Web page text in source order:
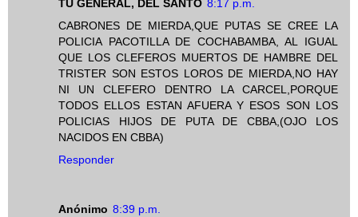
TU GENERAL, DEL SANTO 8:17 p.m.
CABRONES DE MIERDA,QUE PUTAS SE CREE LA
POLICIA PACOTILLA DE COCHABAMBA, AL IGUAL
QUE LOS CLEFEROS MUERTOS DE HAMBRE DEL
TRISTER SON ESTOS LOROS DE MIERDA,NO HAY
NI UN CLEFERO DENTRO LA CARCEL,PORQUE
TODOS ELLOS ESTAN AFUERA Y ESOS SON LOS
POLICIAS HIJOS DE PUTA DE CBBA,(OJO LOS
NACIDOS EN CBBA)
Responder
Anónimo 8:39 p.m.